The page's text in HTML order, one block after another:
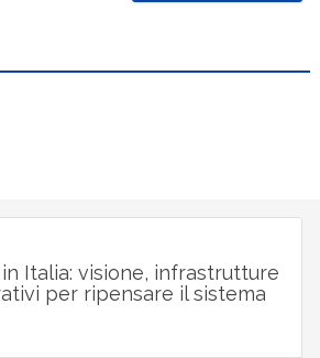
Italia: visione, infrastrutture
per ripensare il sistema